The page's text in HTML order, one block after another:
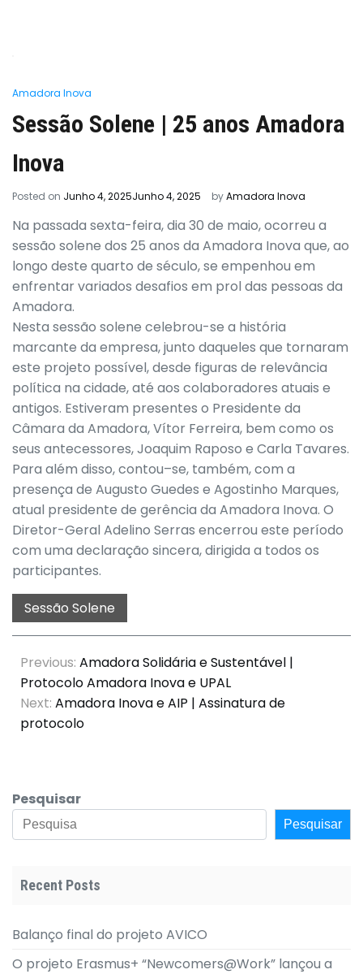
Amadora Inova
Sessão Solene | 25 anos Amadora
Inova
Posted on Junho 4, 2025Junho 4, 2025 byAmadora Inova
Na passada sexta-feira, dia 30 de maio, ocorreu a
sessão solene dos 25 anos da Amadora Inova que, ao
longo deste quarto de século, se empenhou em
enfrentar variados desafios em prol das pessoas da
Amadora.
Nesta sessão solene celebrou-se a história
marcante da empresa, junto daqueles que tornaram
este projeto possível, desde figuras de relevância
política na cidade, até aos colaboradores atuais e
antigos. Estiveram presentes o Presidente da
Câmara da Amadora, Vítor Ferreira, bem como os
seus antecessores, Joaquim Raposo e Carla Tavares.
Para além disso, contou–se, também, com a
presença de Augusto Guedes e Agostinho Marques,
atual presidente de gerência da Amadora Inova. O
Diretor-Geral Adelino Serras encerrou este período
com uma declaração sincera, dirigida a todos os
participantes.
Sessão Solene
Previous: Amadora Solidária e Sustentável |
Protocolo Amadora Inova e UPAL
Next: Amadora Inova e AIP | Assinatura de
protocolo
Pesquisar
Pesquisar
Recent Posts
Balanço final do projeto AVICO
O projeto Erasmus+ “Newcomers@Work” lançou a